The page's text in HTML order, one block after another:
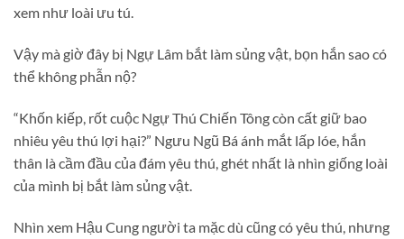
xem như loài ưu tú.
Vậy mà giờ đây bị Ngự Lâm bắt làm sủng vật, bọn hắn sao có
thể không phẫn nộ?
“Khốn kiếp, rốt cuộc Ngự Thú Chiến Tông còn cất giữ bao
nhiêu yêu thú lợi hại?” Ngưu Ngũ Bá ánh mắt lấp lóe, hắn
thân là cầm đầu của đám yêu thú, ghét nhất là nhìn giống loài
của mình bị bắt làm sủng vật.
Nhìn xem Hậu Cung người ta mặc dù cũng có yêu thú, nhưng